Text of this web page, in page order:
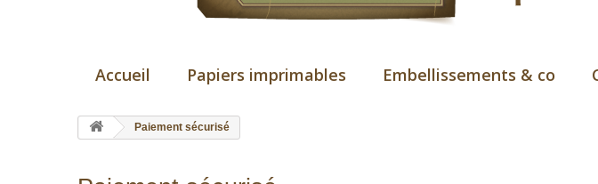
Accueil Papiers imprimables Embellissements & co
Paiement sécurisé